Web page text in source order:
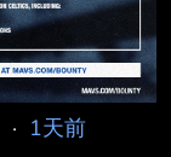
· 1天前